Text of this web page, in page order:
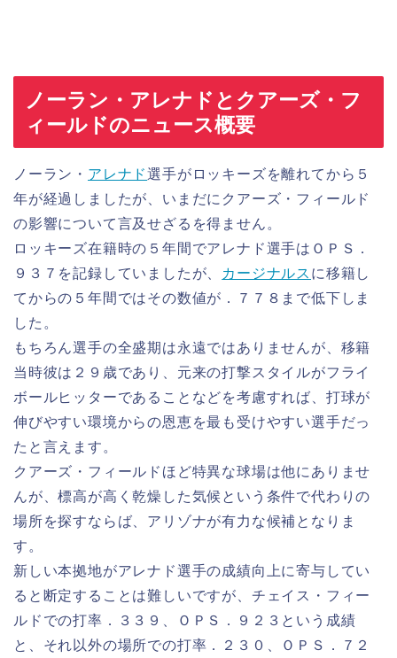
ノーラン・アレナドとクアーズ・フ
ィールドのニュース概要
ノーラン・ アレナド選手がロッキーズを離れてから５
年が経過しましたが、いまだにクアーズ・フィールド
の影響について言及せざるを得ません。
ロッキーズ在籍時の５年間でアレナド選手はＯＰＳ．
９３７を記録していましたが、
カージナルス に移籍し
てからの５年間ではその数値が．７７８まで低下しま
した。
もちろん選手の全盛期は永遠ではありませんが、移籍
当時彼は２９歳であり、元来の打撃スタイルがフライ
ボールヒッターであることなどを考慮すれば、打球が
伸びやすい環境からの恩恵を最も受けやすい選手だっ
たと言えます。
クアーズ・フィールドほど特異な球場は他にありませ
んが、標高が高く乾燥した気候という条件で代わりの
場所を探すならば、アリゾナが有力な候補となりま
す。
新しい本拠地がアレナド選手の成績向上に寄与してい
ると断定することは難しいですが、チェイス・フィー
ルドでの打率．３３９、ＯＰＳ．９２３という成績
と、それ以外の場所での打率．２３０、ＯＰＳ．７２